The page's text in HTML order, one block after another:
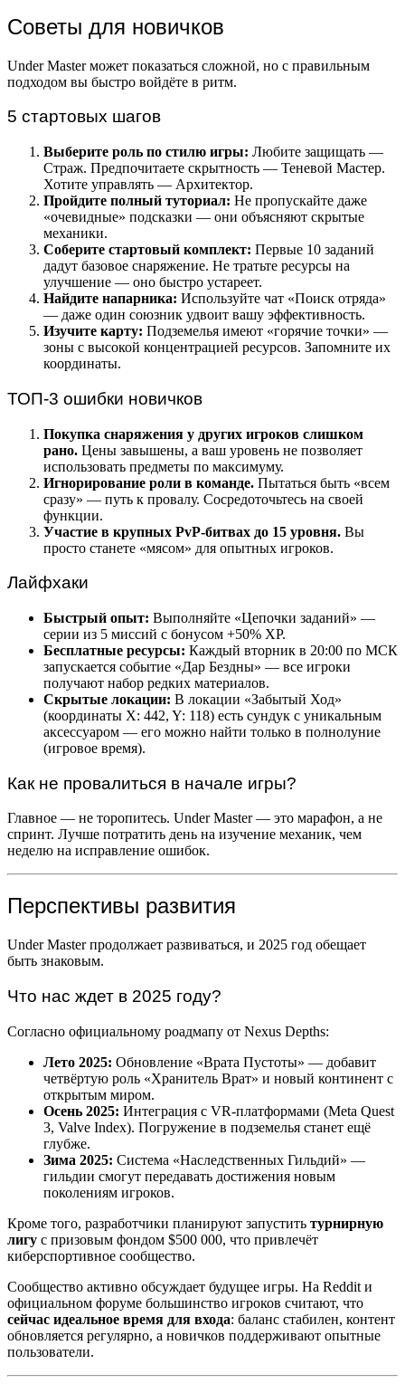
Советы для новичков
Under Master может показаться сложной, но с правильным
подходом вы быстро войдёте в ритм.
5 стартовых шагов
Выберите роль по стилю игры: Любите защищать —
Страж. Предпочитаете скрытность — Теневой Мастер.
Хотите управлять — Архитектор.
Пройдите полный туториал: Не пропускайте даже
«очевидные» подсказки — они объясняют скрытые
механики.
Соберите стартовый комплект: Первые 10 заданий
дадут базовое снаряжение. Не тратьте ресурсы на
улучшение — оно быстро устареет.
Найдите напарника: Используйте чат «Поиск отряда»
— даже один союзник удвоит вашу эффективность.
Изучите карту: Подземелья имеют «горячие точки» —
зоны с высокой концентрацией ресурсов. Запомните их
координаты.
ТОП-3 ошибки новичков
Покупка снаряжения у других игроков слишком
рано. Цены завышены, а ваш уровень не позволяет
использовать предметы по максимуму.
Игнорирование роли в команде. Пытаться быть «всем
сразу» — путь к провалу. Сосредоточьтесь на своей
функции.
Участие в крупных PvP-битвах до 15 уровня. Вы
просто станете «мясом» для опытных игроков.
Лайфхаки
Быстрый опыт: Выполняйте «Цепочки заданий» —
серии из 5 миссий с бонусом +50% XP.
Бесплатные ресурсы: Каждый вторник в 20:00 по МСК
запускается событие «Дар Бездны» — все игроки
получают набор редких материалов.
Скрытые локации: В локации «Забытый Ход»
(координаты X: 442, Y: 118) есть сундук с уникальным
аксессуаром — его можно найти только в полнолуние
(игровое время).
Как не провалиться в начале игры?
Главное — не торопитесь. Under Master — это марафон, а не
спринт. Лучше потратить день на изучение механик, чем
неделю на исправление ошибок.
Перспективы развития
Under Master продолжает развиваться, и 2025 год обещает
быть знаковым.
Что нас ждет в 2025 году?
Согласно официальному роадмапу от Nexus Depths:
Лето 2025: Обновление «Врата Пустоты» — добавит
четвёртую роль «Хранитель Врат» и новый континент с
открытым миром.
Осень 2025: Интеграция с VR-платформами (Meta Quest
3, Valve Index). Погружение в подземелья станет ещё
глубже.
Зима 2025: Система «Наследственных Гильдий» —
гильдии смогут передавать достижения новым
поколениям игроков.
Кроме того, разработчики планируют запустить турнирную
лигу с призовым фондом $500 000, что привлечёт
киберспортивное сообщество.
Сообщество активно обсуждает будущее игры. На Reddit и
официальном форуме большинство игроков считают, что
сейчас идеальное время для входа: баланс стабилен, контент
обновляется регулярно, а новичков поддерживают опытные
пользователи.